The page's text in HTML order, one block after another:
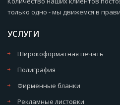
только одно - мы движемся в
УСЛУГИ
Широкоформатная печать
Полиграфия
Фирменные бланки
Рекламные листовки